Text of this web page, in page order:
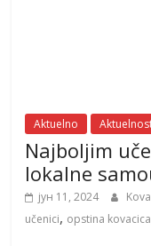
Aktuelno
Najboljim
lokalne
јун 11, 2024
učenici, opstina kovacica